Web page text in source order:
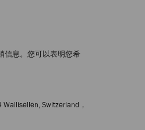
信息。您可以表明您希
Switzerland，